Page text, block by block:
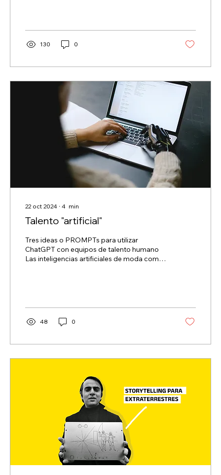
130 0
22 oct 2024 ∙ 4 min
Talento "artificial"
Tres ideas o PROMPTs para utilizar
ChatGPT con equipos de talento humano
Las inteligencias artificiales de moda como
48 0